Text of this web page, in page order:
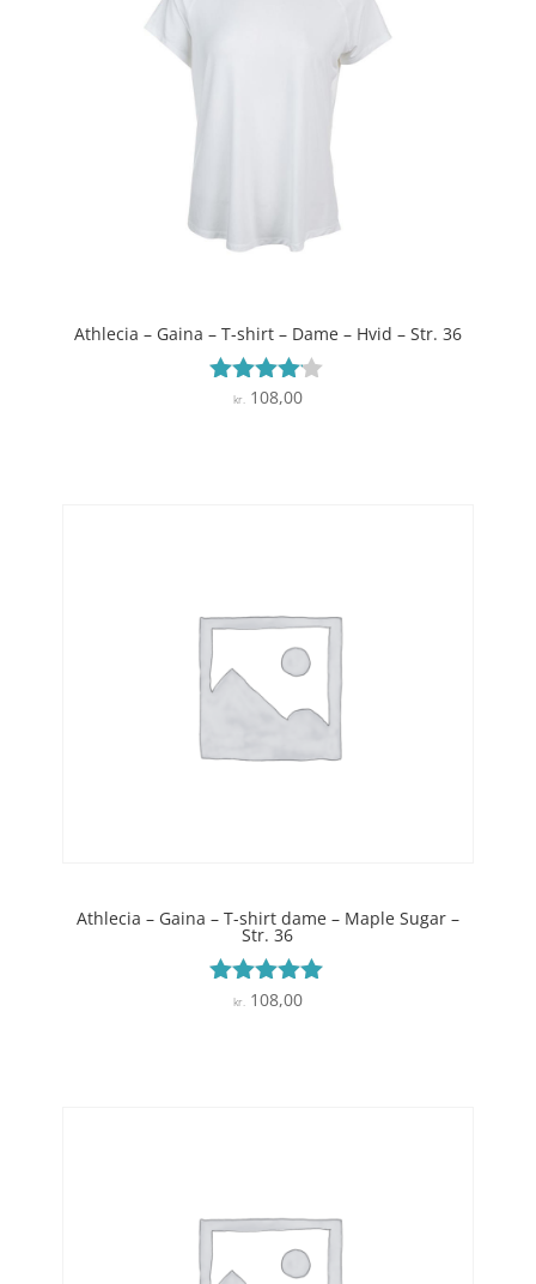
Athlecia – Gaina – T-shirt – Dame – Hvid – Str. 36
Vurderet
kr.108,00
Athlecia – Gaina – T-shirt dame – Maple Sugar –
Str. 36
Vurderet
kr.108,00